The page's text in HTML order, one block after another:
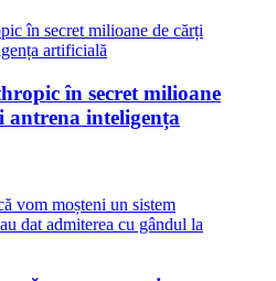
în secret milioane
antrena inteligența